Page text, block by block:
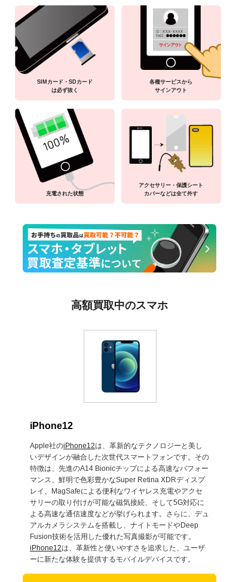
SIMカード・SDカード
は必ず抜く
各種サービスから
サインアウト
充電された状態
アクセサリー・保護シート
カバーなどは全て外す
高額買取中のスマホ
iPhone12
Apple社のiPhone12は、革新的なテクノロジーと美し
いデザインが融合した次世代スマートフォンです。その
特徴は、先進のA14 Bionicチップによる高速なパフォー
マンス、鮮明で色彩豊かなSuper Retina XDRディスプ
レイ、MagSafeによる便利なワイヤレス充電やアクセ
サリーの取り付けが可能な磁気接続、そして5G対応に
よる高速な通信速度などが挙げられます。さらに、デュ
アルカメラシステムを搭載し、ナイトモードやDeep
Fusion技術を活用した優れた写真撮影が可能です。
iPhone12は、革新性と使いやすさを追求した、ユーザ
ーに新たな体験を提供するモバイルデバイスです。